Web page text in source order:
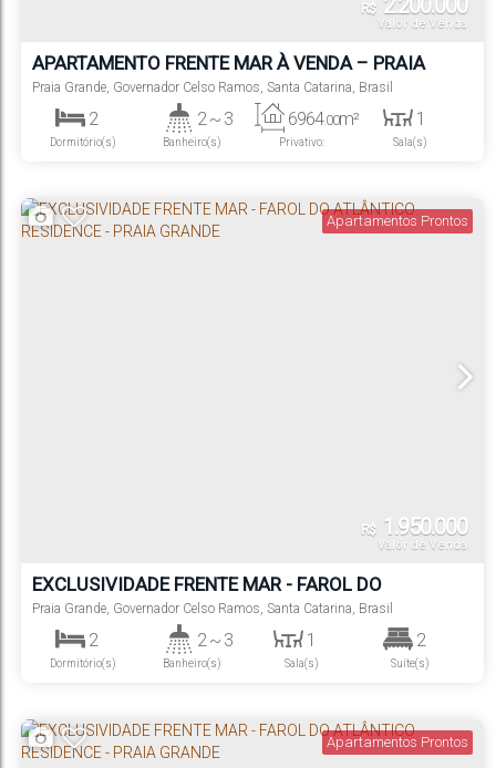
R$ 2.200.000
Valor de Venda
APARTAMENTO FRENTE MAR À VENDA – PRAIA
GRANDE | CARAVELAS
Praia Grande, Governador Celso Ramos, Santa Catarina, Brasil
2
Dormitório(s)
2 ~ 3
Banheiro(s) Privativo:
6964.00m² 1
Sala(s)
Apartamentos Prontos
R$ 1.950.000
Valor de Venda
EXCLUSIVIDADE FRENTE MAR - FAROL DO
ATLÂNTICO RESIDENCE - PRAIA GRANDE
Praia Grande, Governador Celso Ramos, Santa Catarina, Brasil
2
Dormitório(s)
2 ~ 3
Banheiro(s)
1
Sala(s)
2
Suíte(s)
Apartamentos Prontos